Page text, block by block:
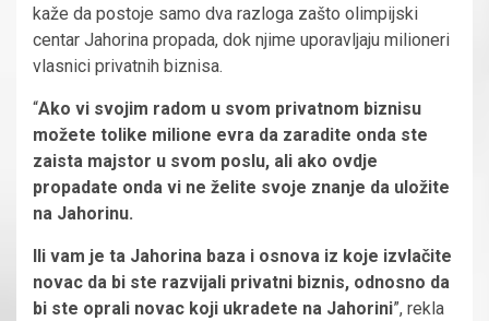
kaže da postoje samo dva razloga zašto olimpijski
centar Jahorina propada, dok njime uporavljaju milioneri
vlasnici privatnih biznisa.
“Ako vi svojim radom u svom privatnom biznisu
možete tolike milione evra da zaradite onda ste
zaista majstor u svom poslu, ali ako ovdje
propadate onda vi ne želite svoje znanje da uložite
na Jahorinu.
Ili vam je ta Jahorina baza i osnova iz koje izvlačite
novac da bi ste razvijali privatni biznis, odnosno da
bi ste oprali novac koji ukradete na Jahorini”, rekla